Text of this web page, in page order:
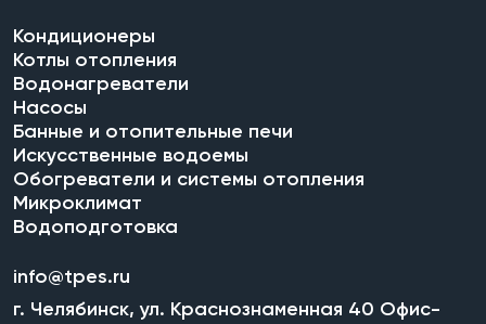
Кондиционеры
Котлы отопления
Водонагреватели
Насосы
Банные и отопительные печи
Искусственные водоемы
Обогреватели и системы отопления
Микроклимат
Водоподготовка
info@tpes.ru
г. Челябинск, ул. Краснознаменная 40 Офис-